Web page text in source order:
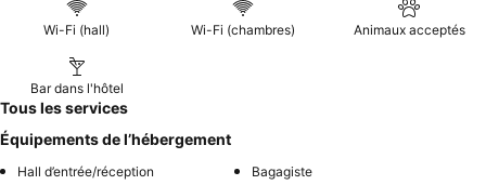
Wi-Fi (hall) Wi-Fi (chambres) Animaux acceptés
Bar dans l'hôtel
Tous les services
Équipements de l’hébergement
Hall d’entrée/réception
Bagagiste